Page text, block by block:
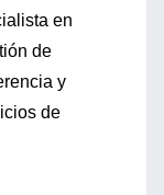
en
de
y
de